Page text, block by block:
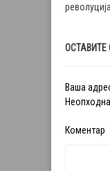
ОСТАВИТЕ
Ваша
Коментар